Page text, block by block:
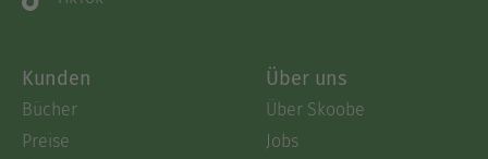
Kunden
Bücher
Preise
Über uns
Über Skoobe
Jobs